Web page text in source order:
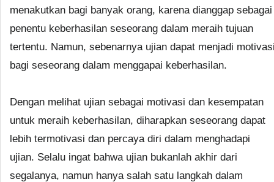
menakutkan bagi banyak orang, karena dianggap sebagai
penentu keberhasilan seseorang dalam meraih tujuan
tertentu. Namun, sebenarnya ujian dapat menjadi
bagi seseorang dalam menggapai keberhasilan.
Dengan melihat ujian sebagai motivasi dan kesempatan
untuk meraih keberhasilan, diharapkan seseorang dapat
lebih termotivasi dan percaya diri dalam menghadapi
ujian. Selalu ingat bahwa ujian bukanlah akhir dari
segalanya, namun hanya salah satu langkah dalam